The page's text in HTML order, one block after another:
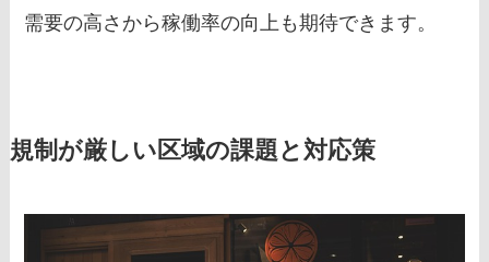
需要の高さから稼働率の向上も期待できます。
規制が厳しい区域の課題と対応策